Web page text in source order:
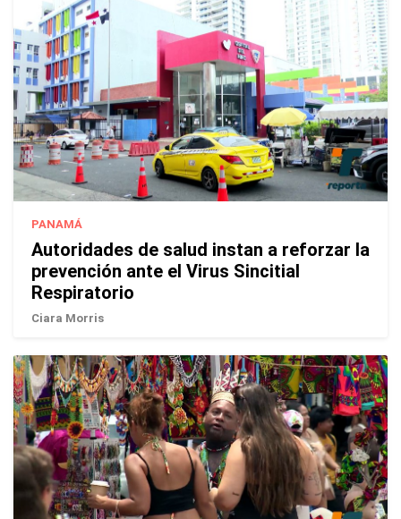
PANAMÁ
Autoridades de salud instan a reforzar la
prevención ante el Virus Sincitial
Respiratorio
Ciara Morris